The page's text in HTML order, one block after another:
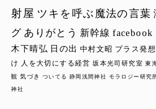
射屋 ツキを呼ぶ魔法の言葉
グ ありがとう 新幹線 facebook
木下晴弘 日の出 中村文昭 プラス発想
け 人を大切にする経営 坂本光司研究室 東
観 気づき ついてる 静岡浅間神社 モラロジー研究
神社